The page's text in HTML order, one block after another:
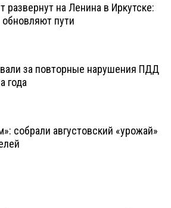
на Ленина в Иркутске:
пути
за повторные нарушения ПДД
года
собрали августовский «урожай»